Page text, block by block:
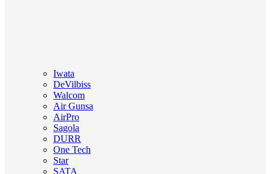
Iwata
DeVilbiss
Walcom
Air Gunsa
AirPro
Sagola
DURR
One Tech
Star
SATA